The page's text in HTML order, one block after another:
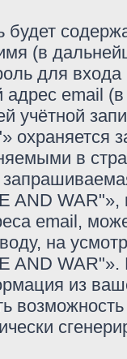
будет
(в
для
адрес email
учётной
охраняется
в
WAR"»,
email,
на
WAR"».
из